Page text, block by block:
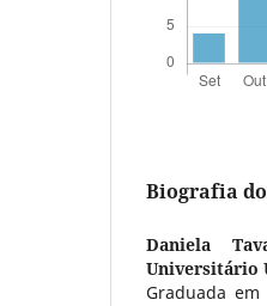
Biografia
Daniela
Universitário
Graduada